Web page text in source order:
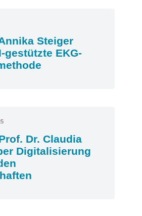
Steiger
gestützte EKG-
Dr. Claudia
Digitalisierung